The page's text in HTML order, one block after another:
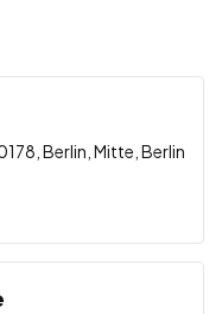
Berlin, Mitte, Berlin